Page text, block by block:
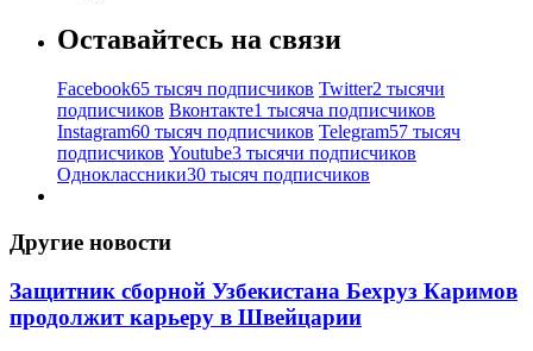
Оставайтесь на связи
Facebook65 тысяч подписчиков Twitter2 тысячи
подписчиков Вконтакте1 тысяча подписчиков
Instagram60 тысяч подписчиков Telegram57 тысяч
подписчиков Youtube3 тысячи подписчиков
Одноклассники30 тысяч подписчиков
Другие новости
Защитник сборной Узбекистана Бехруз Каримов
продолжит карьеру в Швейцарии